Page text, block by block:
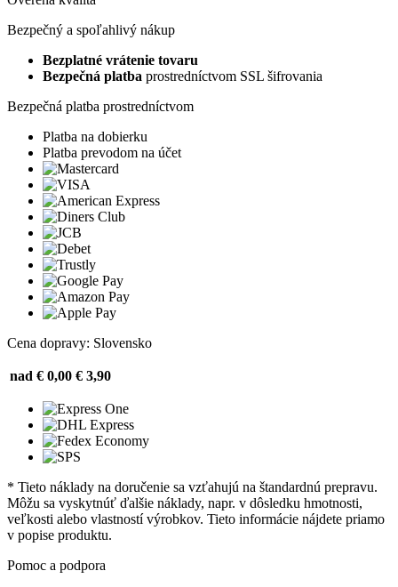
Bezpečný a spoľahlivý nákup
Bezplatné vrátenie tovaru
Bezpečná platba prostredníctvom SSL šifrovania
Bezpečná platba prostredníctvom
Platba na dobierku
Platba prevodom na účet
Cena dopravy: Slovensko
nad € 0,00 € 3,90
* Tieto náklady na doručenie sa vzťahujú na štandardnú prepravu.
Môžu sa vyskytnúť ďalšie náklady, napr. v dôsledku hmotnosti,
veľkosti alebo vlastností výrobkov. Tieto informácie nájdete priamo
v popise produktu.
Pomoc a podpora